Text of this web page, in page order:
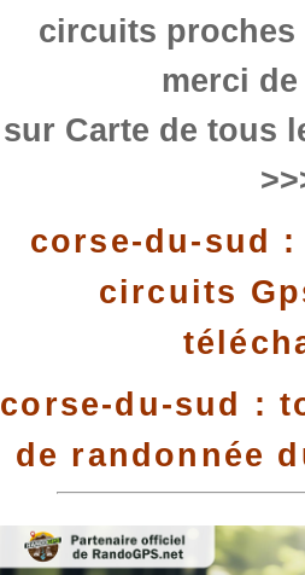
circuits
merci
sur Carte de tous
corse-du-sud :
circuits
corse-du-sud :
de randonnée